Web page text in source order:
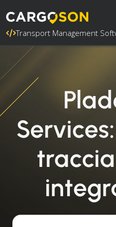
Transport Management